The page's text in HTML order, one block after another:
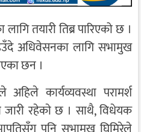
तयारी तिब्र पारिएको छ ।
अधिवेसनका लागि सभामुख
छन ।
कार्यव्यवस्था परामर्श
जारी रहेकाे छ । साथै, विधेयक